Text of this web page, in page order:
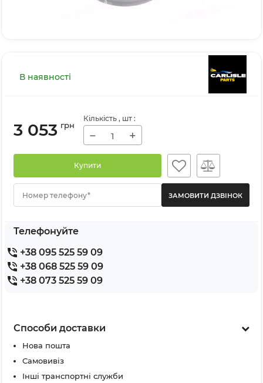
В наявності
3 053 грн
Кількість , шт :
− +
Купити
Номер телефону*
Телефонуйте
+38 095 525 59 09
+38 068 525 59 09
+38 073 525 59 09
Способи доставки
Нова пошта
Самовивіз
Інші транспортні служби